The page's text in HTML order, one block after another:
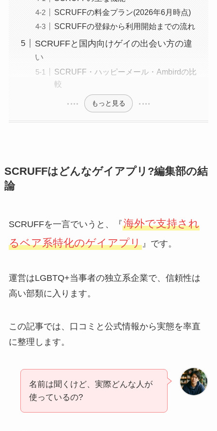
SCRUFFの料金プラン(2026年6月時点)
SCRUFFの登録から利用開始までの流れ
SCRUFFと国内向けゲイの出会い方の違
い
SCRUFF・ハッピーメール・Ambirdの比
較
もっと見る
SCRUFFはどんなゲイアプリ?編集部の結
論
SCRUFFを一言でいうと、『海外で支持され
るベア系特化のゲイアプリ』です。
運営はLGBTQ+当事者の独立系企業で、信頼性は
高い部類に入ります。
この記事では、口コミと公式情報から実態を率直
に整理します。
名前は聞くけど、実際どんな人が
使っているの?